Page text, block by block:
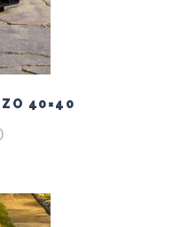
40×40